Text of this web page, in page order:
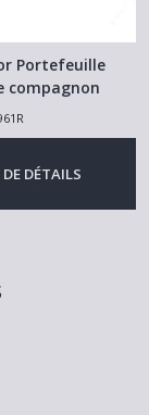
Portefeuille
compagnon
chéquier
-Portefeuille -
DÉTAILS